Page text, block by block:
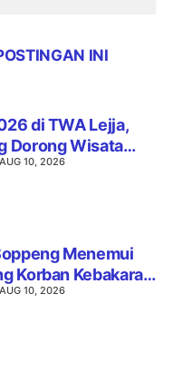
INI
di TWA Lejja,
Dorong Wisata
Konservasi
AUG 10, 2026
Menemui
Korban Kebakaran
AUG 10, 2026